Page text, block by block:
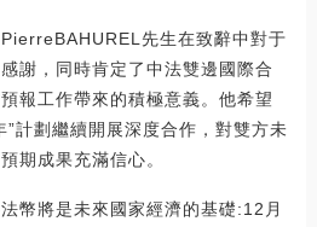
先生在致辭中對于
謝，同時肯定了中法雙邊國際合
報工作帶來的積極意義。他希望
”計劃繼續開展深度合作，對雙方未
期成果充滿信心。
幣將是未來國家經濟的基礎:12月